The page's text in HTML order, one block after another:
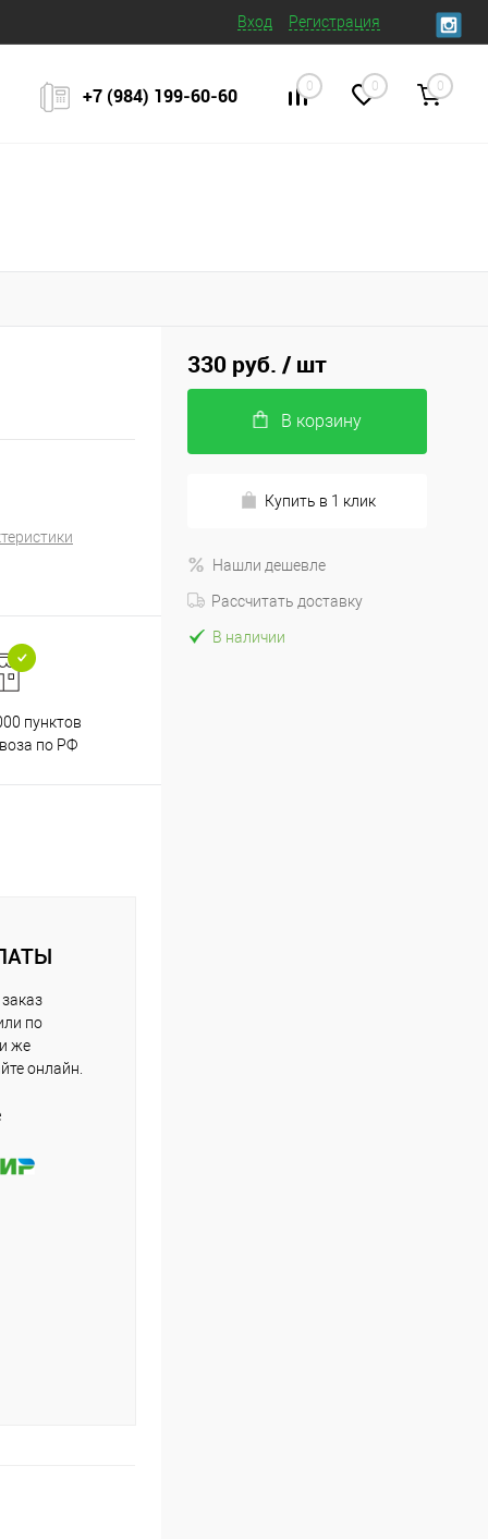
Вход Регистрация
+7 (984) 199‒60‒60 0 0 0
пунктов
по РФ
по
же
онлайн.
330 руб. / шт
В корзину
Купить в 1 клик
Нашли дешевле
Рассчитать доставку
В наличии